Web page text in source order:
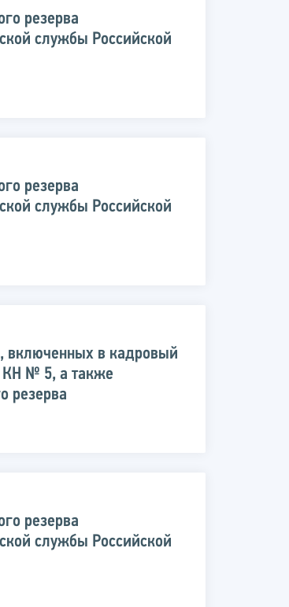
резерва
службы Российской
резерва
службы Российской
включенных в кадровый
№ 5, а также
резерва
резерва
службы Российской